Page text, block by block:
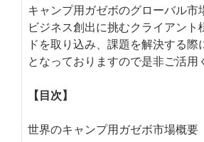
キャンプ用ガゼボのグローバル市
ビジネス創出に挑むクライアント
ドを取り込み、課題を解決する際
となっておりますので是非ご活用
【目次】
世界のキャンプ用ガゼボ市場概要